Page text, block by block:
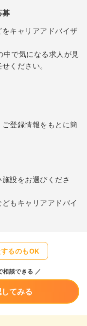
募
キャリアアドバイザ
中で気になる求人が見
ください。
登録情報をもとに簡
設をお選びくださ
もキャリアアドバイ
るのもOK
相談できる
てみる